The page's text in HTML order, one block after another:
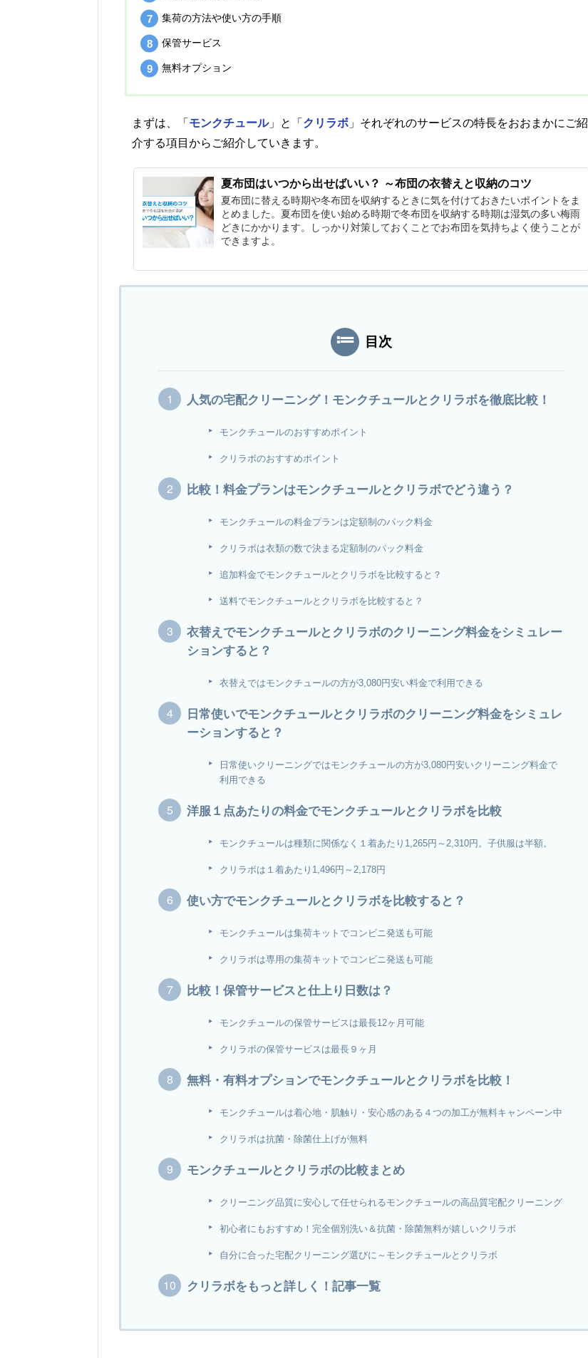
集荷の方法や使い方の手順
保管サービス
無料オプション
まずは、「 モンクチュール」と「 クリラボ 」それぞれのサービスの特長をおおまかにご紹
介する項目からご紹介していきます。
夏布団はいつから出せばいい？ ～布団の衣替えと収納のコツ
夏布団に替える時期や冬布団を収納するときに気を付けておきたいポイントをま
とめました。夏布団を使い始める時期で冬布団を収納する時期は湿気の多い梅雨
どきにかかります。しっかり対策しておくことでお布団を気持ちよく使うことが
できますよ。
目次
人気の宅配クリーニング！モンクチュールとクリラボを徹底比較！
モンクチュールのおすすめポイント
クリラボのおすすめポイント
比較！料金プランはモンクチュールとクリラボでどう違う？
モンクチュールの料金プランは定額制のパック料金
クリラボは衣類の数で決まる定額制のパック料金
追加料金でモンクチュールとクリラボを比較すると？
送料でモンクチュールとクリラボを比較すると？
衣替えでモンクチュールとクリラボのクリーニング料金をシミュレー
ションすると？
衣替えではモンクチュールの方が3,080円安い料金で利用できる
日常使いでモンクチュールとクリラボのクリーニング料金をシミュレ
ーションすると？
日常使いクリーニングではモンクチュールの方が3,080円安いクリーニング料金で
利用できる
洋服１点あたりの料金でモンクチュールとクリラボを比較
モンクチュールは種類に関係なく１着あたり1,265円～2,310円。子供服は半額。
クリラボは１着あたり1,496円～2,178円
使い方でモンクチュールとクリラボを比較すると？
モンクチュールは集荷キットでコンビニ発送も可能
クリラボは専用の集荷キットでコンビニ発送も可能
比較！保管サービスと仕上り日数は？
モンクチュールの保管サービスは最長12ヶ月可能
クリラボの保管サービスは最長９ヶ月
無料・有料オプションでモンクチュールとクリラボを比較！
モンクチュールは着心地・肌触り・安心感のある４つの加工が無料キャンペーン中
クリラボは抗菌・除菌仕上げが無料
モンクチュールとクリラボの比較まとめ
クリーニング品質に安心して任せられるモンクチュールの高品質宅配クリーニング
初心者にもおすすめ！完全個別洗い＆抗菌・除菌無料が嬉しいクリラボ
自分に合った宅配クリーニング選びに～モンクチュールとクリラボ
クリラボをもっと詳しく！記事一覧